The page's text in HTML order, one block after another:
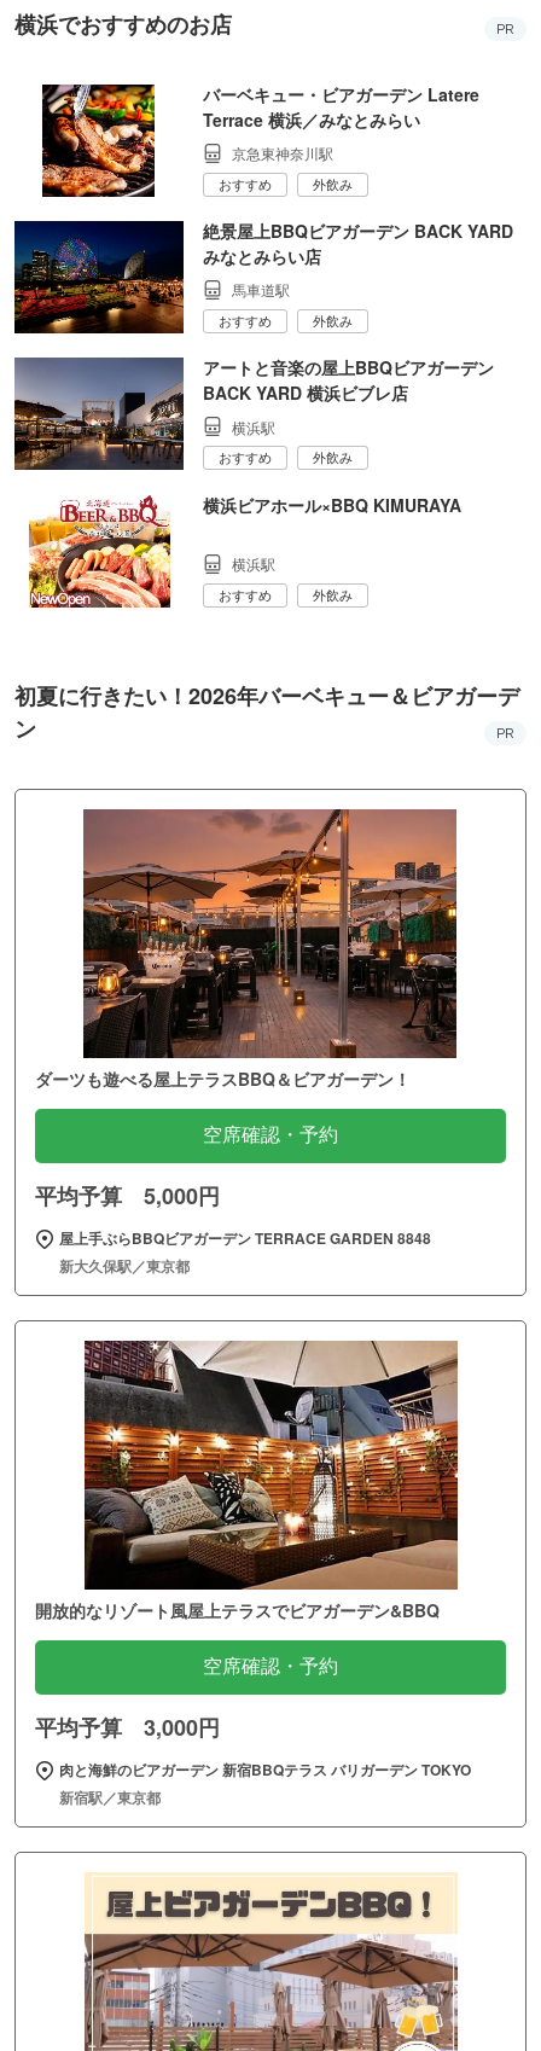
横浜でおすすめのお店 PR
バーベキュー・ビアガーデン Latere
Terrace 横浜／みなとみらい
京急東神奈川駅
おすすめ 外飲み
絶景屋上BBQビアガーデン BACK YARD
みなとみらい店
馬車道駅
おすすめ 外飲み
アートと音楽の屋上BBQビアガーデン
BACK YARD 横浜ビブレ店
横浜駅
おすすめ 外飲み
横浜ビアホール×BBQ KIMURAYA
横浜駅
おすすめ 外飲み
初夏に行きたい！2026年バーベキュー＆ビアガーデ
ン
PR
ダーツも遊べる屋上テラスBBQ＆ビアガーデン！
空席確認・予約
平均予算 5,000円
屋上手ぶらBBQビアガーデン TERRACE GARDEN 8848
新大久保駅／東京都
開放的なリゾート風屋上テラスでビアガーデン&BBQ
空席確認・予約
平均予算 3,000円
肉と海鮮のビアガーデン 新宿BBQテラス バリガーデン TOKYO
新宿駅／東京都